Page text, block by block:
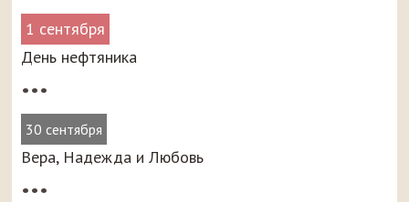
1 сентября
День нефтяника
•••
30 сентября
Вера, Надежда и Любовь
•••